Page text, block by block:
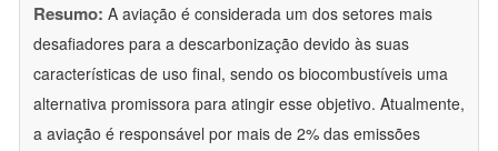
Resumo: A aviação é considerada um dos setores mais
desafiadores para a descarbonização devido às suas
características de uso final, sendo os biocombustíveis uma
alternativa promissora para atingir esse objetivo. Atualmente,
a aviação é responsável por mais de 2% das emissões